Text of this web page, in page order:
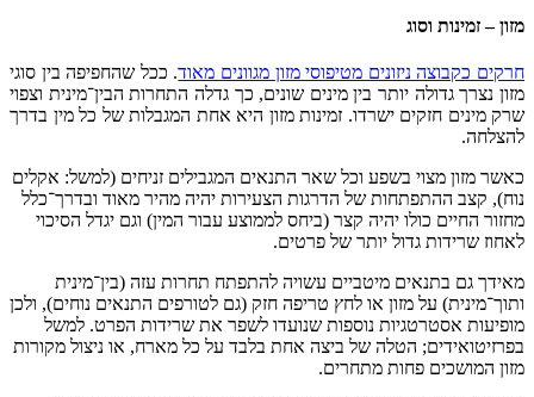
מזון – זמינות וסוג
חרקים כקבוצה ניזונים מטיפוסי מזון מגוונים מאוד. ככל שהחפיפה בין סוגי
מזון נצרך גדולה יותר בין מינים שונים, כך גדלה התחרות הבין־מינית וצפוי
שרק מינים חזקים ישרדו. זמינות מזון היא אחת המגבלות של כל מין בדרך
להצלחה.
כאשר מזון מצוי בשפע וכל שאר התנאים המגבילים זניחים (למשל: אקלים
נוח), קצב ההתפתחות של הדרגות הצעירות יהיה מהיר מאוד ובדרך־כלל
מחזור החיים כולו יהיה קצר (ביחס לממוצע עבור המין) וגם יגדל הסיכוי
לאחוז שרידות גדול יותר של פרטים.
מאידך גם בתנאים מיטביים עשויה להתפתח תחרות עזה (בין־מינית
ותוך־מינית) על מזון או לחץ טריפה חזק (גם לטורפים התנאים נוחים), ולכן
מופיעות אסטרטגיות נוספות שנועדו לשפר את שרידות הפרט. למשל
בפרזיטואידים; הטלה של ביצה אחת בלבד על כל מארח, או ניצול מקורות
מזון המושכים פחות מתחרים.